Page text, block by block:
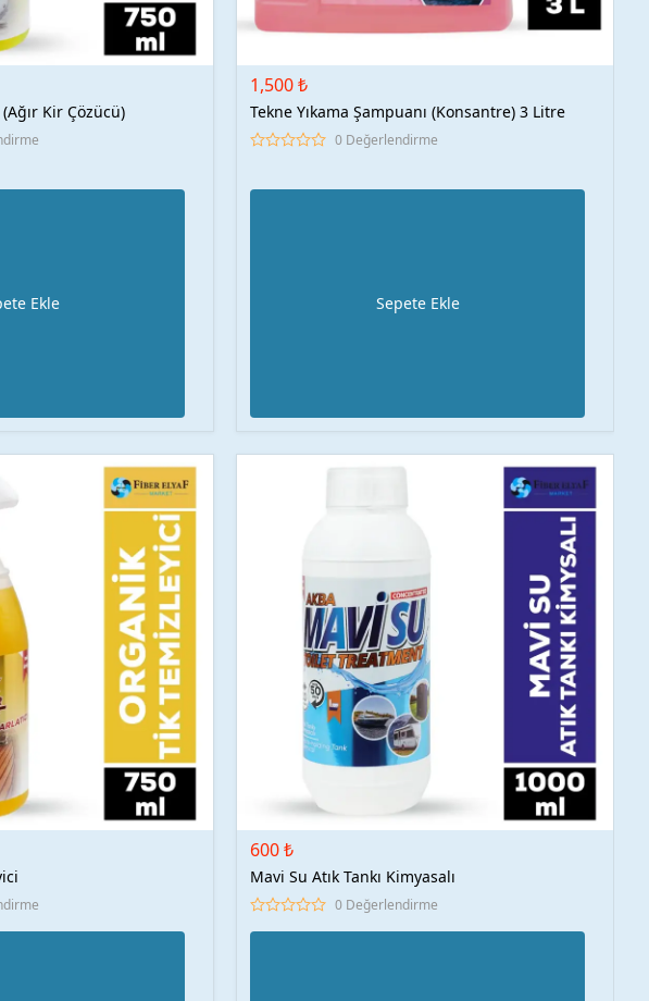
Kir Çözücü)
Ekle
1,500 ₺
Tekne Yıkama Şampuanı (Konsantre) 3 Litre
0 Değerlendirme
Sepete Ekle
600 ₺
Mavi Su Atık Tankı Kimyasalı
0 Değerlendirme